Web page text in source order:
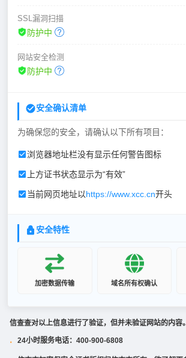
SSL漏洞扫描
防护中
网站安全检测
防护中
安全确认清单
为确保您的安全，请确认以下所有项目：
浏览器地址栏没有显示任何警告图标
上方证书状态显示为“有效”
当前网页地址以https://www.xcc.cn开头
安全特性
加密数据传输 域名所有权确认
信查查对以上信息进行了验证，但并未验证网站的内容。
· 24小时服务电话：400-900-6808